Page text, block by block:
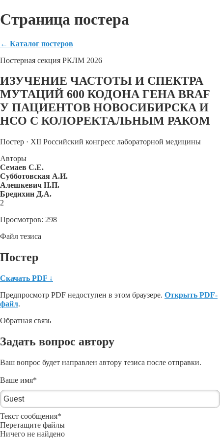
Страница постера
← Каталог постеров
Постерная секция РКЛМ 2026
ИЗУЧЕНИЕ ЧАСТОТЫ И СПЕКТРА
МУТАЦИЙ 600 КОДОНА ГЕНА BRAF
У ПАЦИЕНТОВ НОВОСИБИРСКА И
НСО С КОЛОРЕКТАЛЬНЫМ РАКОМ
Постер · XII Российский конгресс лабораторной медицины
Авторы
Семаев С.Е.
Субботовская А.И.
Алешкевич Н.П.
Бредихин Д.А.
2
Просмотров: 298
Файл тезиса
Постер
Скачать PDF ↓
Предпросмотр PDF недоступен в этом браузере. Открыть PDF-
файл.
Обратная связь
Задать вопрос автору
Ваш вопрос будет направлен автору тезиса после отправки.
Ваше имя*
Текст сообщения*
Перетащите файлы
Ничего не найдено